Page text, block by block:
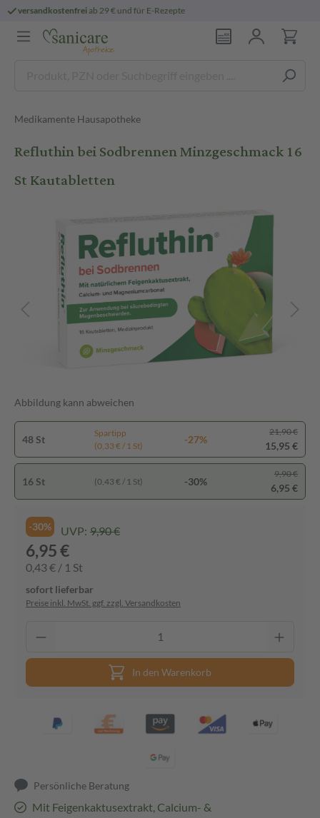
persönliche
Medikamente Hausapotheke
Refluthin bei Sodbrennen Minzgeschmack 16
St Kautabletten
Abbildung kann abweichen
48 St
Spartipp
(0,33 € / 1 St)
-27%
21,90 €
15,95 €
16 St (0,43 € / 1 St) -30%
9,90 €
6,95 €
-30% UVP: 9,90 €
6,95 €
0,43 € / 1 St
sofort lieferbar
Preise inkl. MwSt. ggf. zzgl. Versandkosten
In den Warenkorb
Persönliche Beratung
Mit Feigenkaktusextrakt, Calcium- &